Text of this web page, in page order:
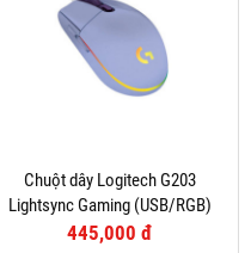
Chuột dây Logitech G203
Lightsync Gaming (USB/RGB)
Tím
445,000 đ